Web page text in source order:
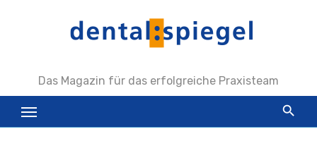
Das Magazin für das erfolgreiche Praxisteam